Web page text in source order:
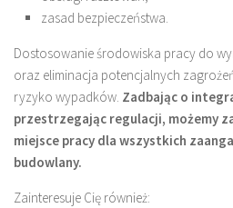
zasad bezpieczeństwa.
Dostosowanie środowiska pracy do
oraz eliminacja potencjalnych
ryzyko wypadków. Zadbając o
przestrzegając regulacji, możemy
miejsce pracy dla wszystkich
budowlany.
Zainteresuje Cię również: